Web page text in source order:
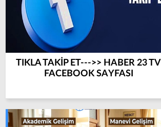
TIKLA TAKİP ET--->> HABER 23 TV
FACEBOOK SAYFASI